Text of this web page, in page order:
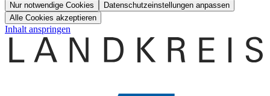
Nur notwendige Cookies
Datenschutzeinstellungen anpassen
Alle Cookies akzeptieren
Inhalt anspringen